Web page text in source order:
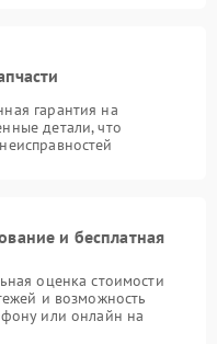
гарантия на
детали, что
и бесплатная
оценка стоимости
и возможность
или онлайн на